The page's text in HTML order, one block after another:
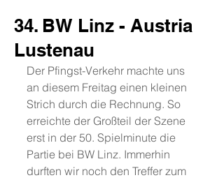
34. BW Linz - Austria
Lustenau
Der Pfingst-Verkehr machte uns
an diesem Freitag einen kleinen
Strich durch die Rechnung. So
erreichte der Großteil der Szene
erst in der 50. Spielminute die
Partie bei BW Linz. Immerhin
durften wir noch den Treffer zum